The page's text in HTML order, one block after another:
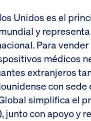
Unidos es el
y
Para
médicos
extranjeros
con sede
simplifica el
junto con apoyo y